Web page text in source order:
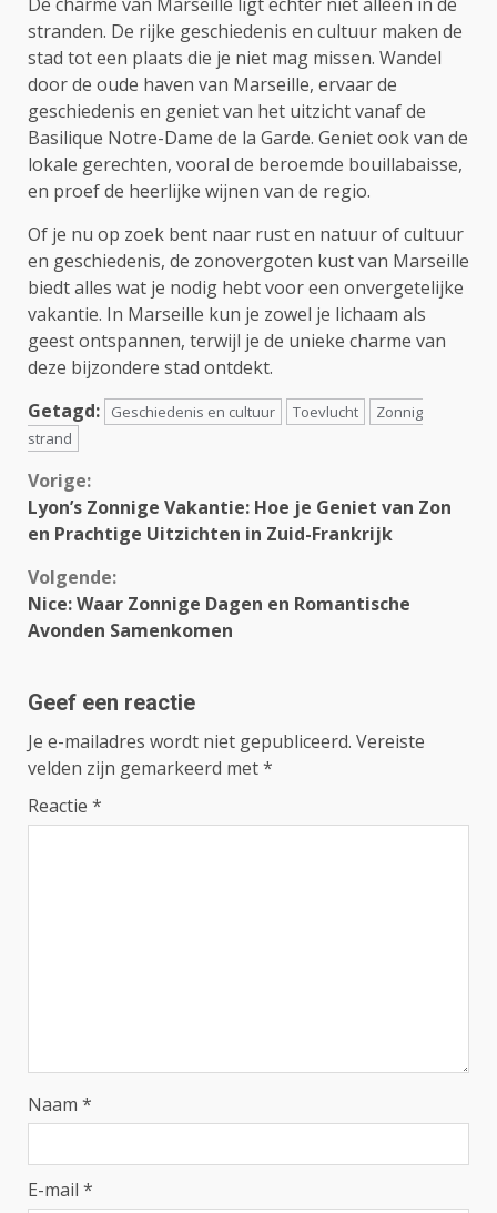
stranden. De rijke geschiedenis en cultuur maken de
stad tot een plaats die je niet mag missen. Wandel
door de oude haven van Marseille, ervaar de
geschiedenis en geniet van het uitzicht vanaf de
Basilique Notre-Dame de la Garde. Geniet ook van de
lokale gerechten, vooral de beroemde bouillabaisse,
en proef de heerlijke wijnen van de regio.
Of je nu op zoek bent naar rust en natuur of cultuur
en geschiedenis, de zonovergoten kust van Marseille
biedt alles wat je nodig hebt voor een onvergetelijke
vakantie. In Marseille kun je zowel je lichaam als
geest ontspannen, terwijl je de unieke charme van
deze bijzondere stad ontdekt.
Getagd:
Geschiedenis en cultuur Toevlucht
Zonnig
strand
Continue
Reading
Vorige:
Lyon’s Zonnige Vakantie: Hoe je Geniet van Zon
en Prachtige Uitzichten in Zuid-Frankrijk
Volgende:
Nice: Waar Zonnige Dagen en Romantische
Avonden Samenkomen
Geef een reactie
Je e-mailadres wordt niet gepubliceerd. Vereiste
velden zijn gemarkeerd met*
Reactie *
Naam *
E-mail *